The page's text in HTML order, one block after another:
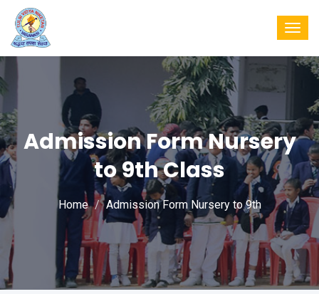
Admission Form Nursery
to 9th Class
Home Admission Form Nursery to 9th